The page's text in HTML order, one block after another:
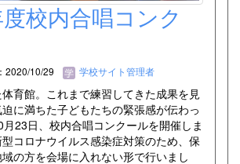
校内合唱コンク
2020/10/29 学校サイト管理者
育館。これまで練習してきた成果を見
に満ちた子どもたちの緊張感が伝わっ
23日、校内合唱コンクールを開催しま
コロナウイルス感染症対策のため、保
の方を会場に入れない形で行いまし